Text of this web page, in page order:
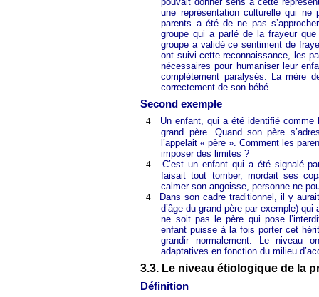
une représentation culturelle qui
parents a été de ne pas
groupe qui a parlé de la frayeur
groupe a validé ce sentiment de
ont suivi cette reconnaissance, les
nécessaires pour humaniser leur
complètement paralysés. La mère
correctement de son bébé.
Second exemple
4
Un enfant, qui a été identifié
grand père. Quand son père
l’appelait « père ». Comment les
imposer des limites ?
4
C’est un enfant qui a été signalé
faisait tout tomber, mordait ses
calmer son angoisse, personne ne
4
Dans son cadre traditionnel, il y
d’âge du grand père par exemple)
ne soit pas le père qui pose
enfant puisse à la fois porter cet
grandir normalement. Le niveau
adaptatives en fonction du milieu
3.3. Le niveau étiologique de la
Définition